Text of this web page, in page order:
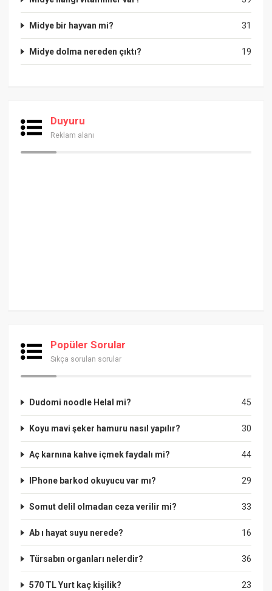
31
Midye bir hayvan mi?
19
Midye dolma nereden çıktı?
Duyuru
Reklam alanı
Popüler Sorular
Sıkça sorulan sorular
45
Dudomi noodle Helal mi?
30
Koyu mavi şeker hamuru nasıl yapılır?
44
Aç karnına kahve içmek faydalı mi?
29
IPhone barkod okuyucu var mı?
33
Somut delil olmadan ceza verilir mi?
16
Ab ı hayat suyu nerede?
36
Türsabın organları nelerdir?
23
570 TL Yurt kaç kişilik?